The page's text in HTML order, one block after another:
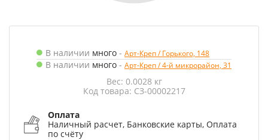
В наличии много - Арт-Креп / Горького, 148
В наличии много - Арт-Креп / 4-й микрорайон, 31
Вес: 0.0028 кг
Код товара: СЗ-00002217
Оплата
Наличный расчет, Банковские карты, Оплата
по счёту